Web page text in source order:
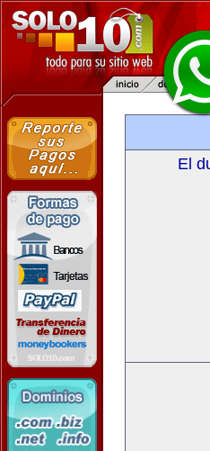
El